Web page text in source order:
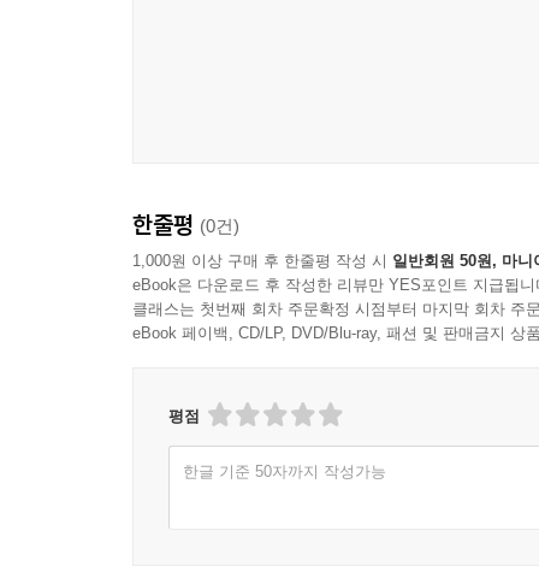
누가 보더라도 훨씬 편안한 생활을 보장하는 국
그의 삶에서 비롯되었다고 볼 수 있다. 비록 어린
원하는 목표를 차례차례 달성하였다. 은행원에
낙방이라는 고배를 마시기도 하였으나 끝까지 포
나는 인간의 노력을 존중하지, 운을 바라는 편은
알려고 할 필요는 없고 주어진 현실에서 최선을
한줄평 (0건)
1,000원 이상 구매 후 한줄평 작성 시 일반회원 50원, 마니
eBook은 다운로드 후 작성한 리뷰만 YES포인트 지급됩니
클래스는 첫번째 회차 주문확정 시점부터 마지막 회차 주
eBook 페이백, CD/LP, DVD/Blu-ray, 패션 및 판매금지 상
평점
한글 기준 50자까지 작성가능